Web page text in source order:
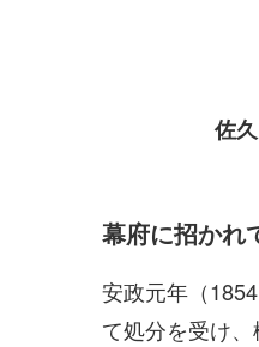
佐
幕府に招かれ
安政元年（
て処分を受け、